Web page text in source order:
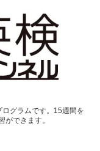
グラムです。15週間を
ができます。